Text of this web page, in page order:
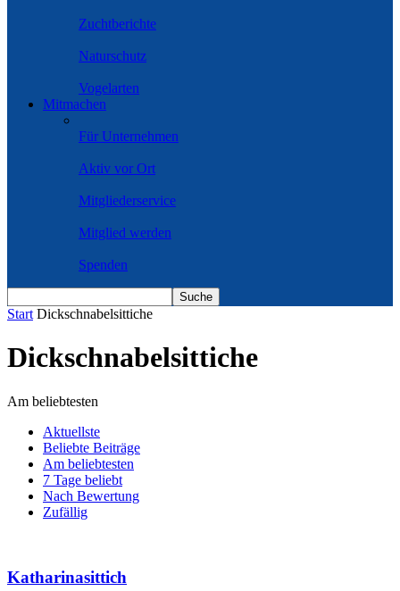
Zuchtberichte
Naturschutz
Vogelarten
Mitmachen
Für Unternehmen
Aktiv vor Ort
Mitgliederservice
Mitglied werden
Spenden
Start Dickschnabelsittiche
Dickschnabelsittiche
Am beliebtesten
Aktuellste
Beliebte Beiträge
Am beliebtesten
7 Tage beliebt
Nach Bewertung
Zufällig
Katharinasittich